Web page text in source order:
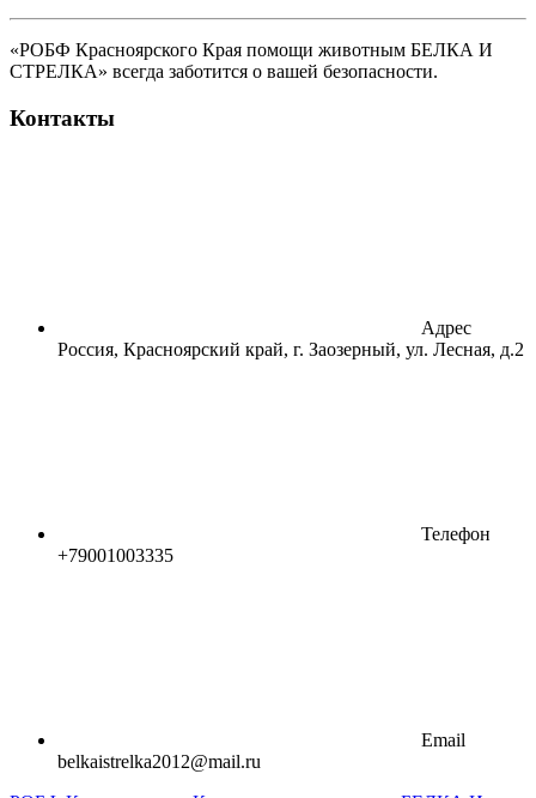
«РОБФ Красноярского Края помощи животным БЕЛКА И
СТРЕЛКА» всегда заботится о вашей безопасности.
Контакты
Адрес
Россия, Красноярский край, г. Заозерный, ул. Лесная, д.2
Телефон
+79001003335
Email
belkaistrelka2012@mail.ru